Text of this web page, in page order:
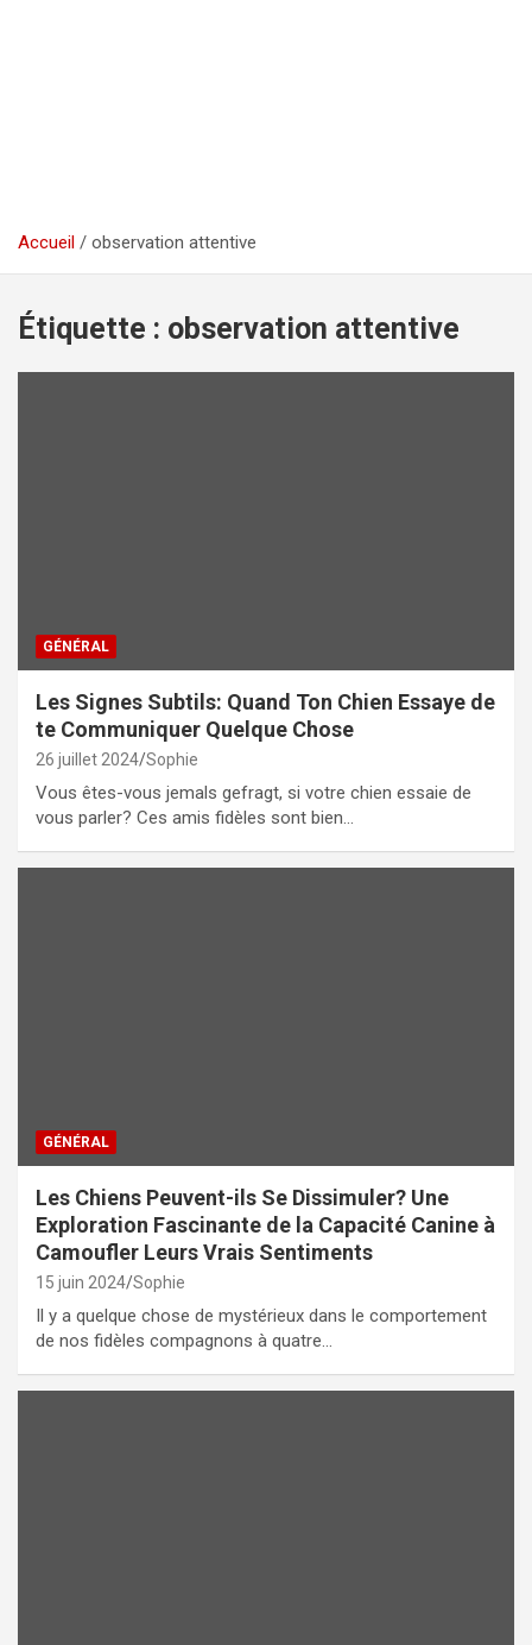
Accueil observation attentive
Étiquette : observation attentive
GÉNÉRAL
Les Signes Subtils: Quand Ton Chien Essaye de
te Communiquer Quelque Chose
26 juillet 2024 Sophie
Vous êtes-vous jemals gefragt, si votre chien essaie de
vous parler? Ces amis fidèles sont bien…
GÉNÉRAL
Les Chiens Peuvent-ils Se Dissimuler? Une
Exploration Fascinante de la Capacité Canine à
Camoufler Leurs Vrais Sentiments
15 juin 2024 Sophie
Il y a quelque chose de mystérieux dans le comportement
de nos fidèles compagnons à quatre…